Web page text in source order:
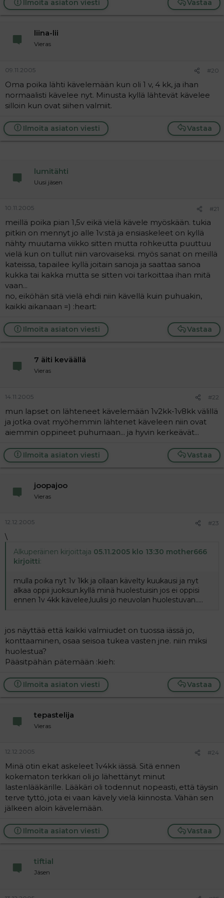
Vastaa
Ilmoita asiaton viesti
liina-lii
Vieras
09.11.2005 #20
Oma poika lähti kävelemään kun oli 1 v, 4 kk, ja ihan
normaalisti kävelee nyt. Minusta kyllä lähtevät kävelee
silloin kun ovat siihen valmiit.
Vastaa
Ilmoita asiaton viesti
lumitähti
Uusi jäsen
10.11.2005 #21
meillä poika pian 1,5v eikä vielä kävele myöskään. tukia
pitkin on mennyt jo alle 1v:stä ja ensiaskeleet on kyllä
nähty muutama viikko sitten mutta rohkeutta puuttuu
vielä kun on tullut niin varovaiseksi. myös sanat on meillä
kateissa, tapailee kyllä joitain sanoja ja saattaa sanoa
kukka tai kakka mutta se sitten voi tarkoittaa ihan mitä
vaan...
no, eiköhän sitä vielä ehdi niin kävellä kuin puhuakin,
kaikki aikanaan =) :heart:
Vastaa
Ilmoita asiaton viesti
7 äiti keväällä
Vieras
14.11.2005 #22
mun lapset on lähteneet kävelemään 1v2kk-1v8kk välillä
ja jotka ovat myöhemmin lähtenet käveleen niin ovat
aiemmin oppineet puhumaan... ja hyvin kerkeävät...
Vastaa
Ilmoita asiaton viesti
joopajoo
Vieras
12.12.2005 #23
\
Alkuperäinen kirjoittaja 05.11.2005 klo 13:30 mother666
kirjoitti:
mulla poika nyt 1v 1kk ja ollaan kävelty kuukausi ja nyt
alkaa oppii juoksun.kyllä minä huolestuisin jos ei oppisi
ennen 1v 4kk kävelee,luulisi jo neuvolan huolestuvan.....
jos näyttää että kaikki valmiudet on tuossa iässä jo,
konttaaminen, osaa seisoa tukea vasten jne. niin miksi
huolestua?
Pääsitpähän pätemään :kieh:
Vastaa
Ilmoita asiaton viesti
tepastelija
Vieras
12.12.2005 #24
Minä otin ekat askeleet 1v4kk iässä. Sitä ennen
kokematon terkkari oli jo lähettänyt minut
lastenlääkärille. Lääkäri oli todennut nopeasti, että täysin
terve tyttö, jota ei vaan kävely vielä kiinnosta. Vähän sen
jälkeen aloin kävelemään.
Vastaa
Ilmoita asiaton viesti
tiftial
Jäsen